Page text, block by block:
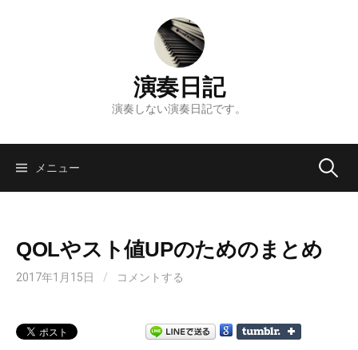
キ
プ
演奏日記
演奏しない演奏日記です。
メニュー 検
QOLやスト値UPのためのまとめ
2017年1月15日 / コメントする